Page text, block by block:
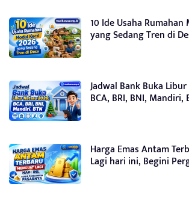
10 Ide Usaha Rumahan
yang Sedang Tren di
Jadwal Bank Buka
BCA, BRI, BNI, Mandiri,
Harga Emas Antam
Lagi hari ini, Begini